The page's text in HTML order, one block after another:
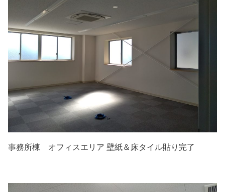
事務所棟 オフィスエリア 壁紙＆床タイル貼り完了